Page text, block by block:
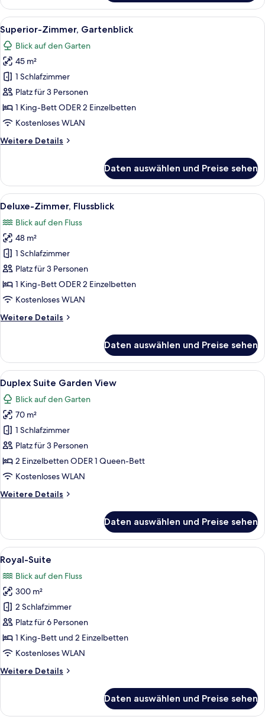
Suite
River
View
Alle
Fotos
für
Superior-
Zimmer,
Gartenblick
anzeigen
Ein Hotelzimmer mit zwei Betten,
4
Superior-Zimmer, Gartenblick
Blick auf den Garten
45 m²
1 Schlafzimmer
Platz für 3 Personen
1 King-Bett ODER 2 Einzelbetten
Kostenloses WLAN
Weitere Details
Weitere
Zimmer,
Gartenblick
Daten auswählen und Preise sehen
Alle
Fotos
für
Deluxe-
Zimmer,
Flussblick
anzeigen
Ein Hotelzimmer mit zwei Betten,
4
Deluxe-Zimmer, Flussblick
Blick auf den Fluss
48 m²
1 Schlafzimmer
Platz für 3 Personen
1 King-Bett ODER 2 Einzelbetten
Kostenloses WLAN
Weitere Details
Weitere
Zimmer,
Flussblick
Daten auswählen und Preise sehen
Alle
Fotos
für
Duplex
Suite
Garden
View
anzeigen
Ein Hotelzimmer mit einem großen
4
Duplex Suite Garden View
Blick auf den Garten
70 m²
1 Schlafzimmer
Platz für 3 Personen
2 Einzelbetten ODER 1 Queen-Bett
Kostenloses WLAN
Weitere Details
Weitere
Suite
Garden
View
Daten auswählen und Preise sehen
Alle
Fotos
für
Royal-
Suite
anzeigen
Ein Hotelzimmer mit einem großen
4
Royal-Suite
Blick auf den Fluss
300 m²
2 Schlafzimmer
Platz für 6 Personen
1 King-Bett und 2 Einzelbetten
Kostenloses WLAN
Weitere Details
Weitere
Suite
Daten auswählen und Preise sehen